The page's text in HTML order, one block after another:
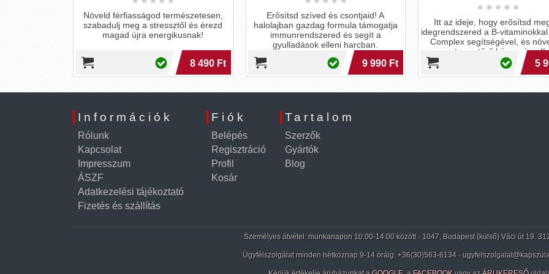
Növeld férfiasságod természetesen,
szabadulj meg a stressztől és érezd
magad újra energikusnak!
8 490 Ft
Erősítsd szíved és csontjaid! A
halolajban gazdag formula támogatja
immunrendszered és segít a
gyulladások elleni harcban.
9 990 Ft
Itt az ideje, hogy erősítsd
idegrendszered a B-
Complex segítségével, és
stressztűrő képességed!
5
Információk
Rólunk
Kapcsolat
Impresszum
ÁSZF
Adatkezelési tájékoztató
Fizetés és szállítás
Fiók
Belépés
Regisztráció
Profil
Kosár
Tartalom
Szerzők
Gyártók
Blog
Személyes átvétel: munkanapon 10:00-14:00 között · 1047, Budapest (külső) Váci út 19.
Ügyfélszolgálat minden hétköznap 9-14 óráig: +36(30)563-6134 ·